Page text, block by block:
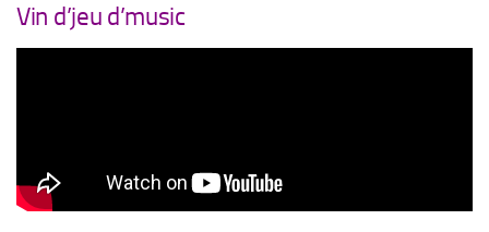
Vin d’jeu d’music